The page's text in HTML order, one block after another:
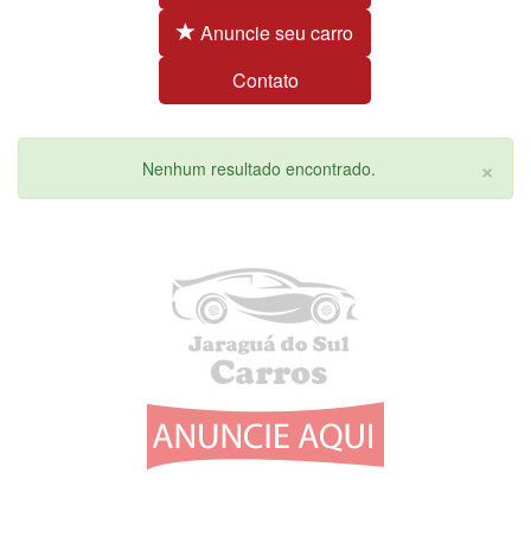
Anuncie seu carro
Contato
×
Nenhum resultado encontrado.